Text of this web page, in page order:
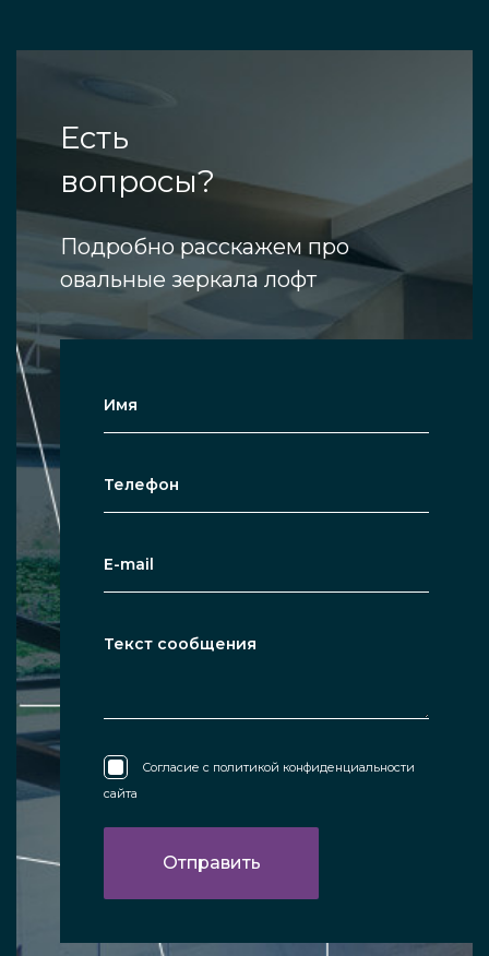
Есть
вопросы?
Подробно расскажем про
овальные зеркала лофт
Согласие с политикой конфиденциальности
сайта